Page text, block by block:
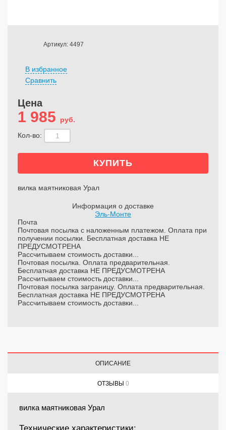
Артикул: 4497
В избранное
Сравнить
Цена
1 985
руб.
Кол-во:
вилка маятниковая Урал
Информация о доставке
Эль-Монте
Почта
Почтовая посылка с наложенным платежом. Оплата при
получении посылки. Бесплатная доставка НЕ
ПРЕДУСМОТРЕНА
Рассчитываем стоимость доставки...
Почтовая посылка. Оплата предварительная.
Бесплатная доставка НЕ ПРЕДУСМОТРЕНА
Рассчитываем стоимость доставки...
Почтовая посылка заграницу. Оплата предварительная.
Бесплатная доставка НЕ ПРЕДУСМОТРЕНА
Рассчитываем стоимость доставки...
ОПИСАНИЕ
ОТЗЫВЫ 0
вилка маятниковая Урал
Технические характеристики: